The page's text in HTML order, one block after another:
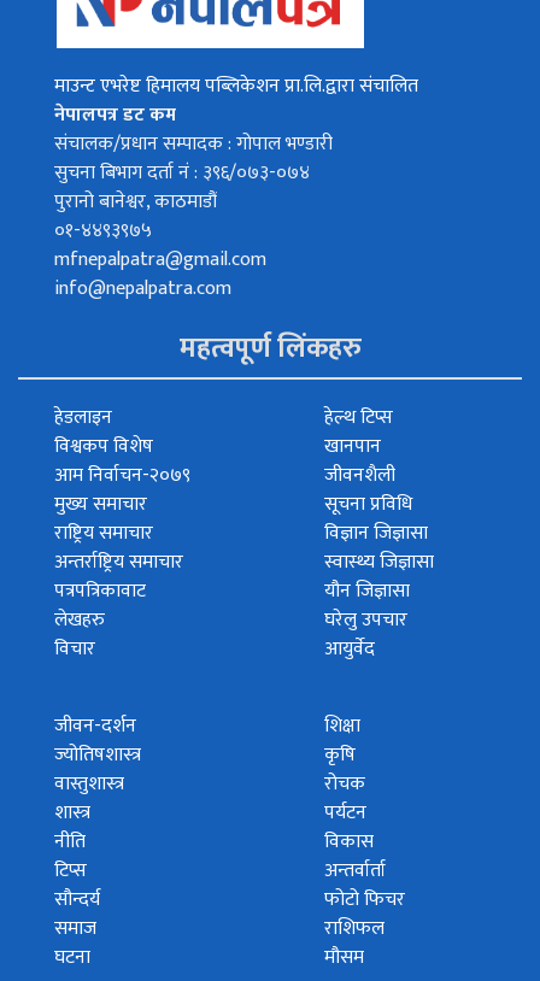
माउन्ट एभरेष्ट हिमालय पब्लिकेशन प्रा.लि.द्वारा संचालित
नेपालपत्र डट कम
संचालक/प्रधान सम्पादक : गोपाल भण्डारी
सुचना बिभाग दर्ता नं : ३९६/०७३-०७४
पुरानो बानेश्वर, काठमाडौं
०१-४४९३९७५
mfnepalpatra@gmail.com
info@nepalpatra.com
महत्वपूर्ण लिंकहरु
हेडलाइन
विश्वकप विशेष
आम निर्वाचन-२०७९
मुख्य समाचार
राष्ट्रिय समाचार
अन्तर्राष्ट्रिय समाचार
पत्रपत्रिकावाट
लेखहरु
विचार
हेल्थ टिप्स
खानपान
जीवनशैली
सूचना प्रविधि
विज्ञान जिज्ञासा
स्वास्थ्य जिज्ञासा
यौन जिज्ञासा
घरेलु उपचार
आयुर्वेद
जीवन-दर्शन
ज्योतिषशास्त्र
वास्तुशास्त्र
शास्त्र
नीति
टिप्स
सौन्दर्य
समाज
घटना
शिक्षा
कृषि
रोचक
पर्यटन
विकास
अन्तर्वार्ता
फोटो फिचर
राशिफल
मौसम